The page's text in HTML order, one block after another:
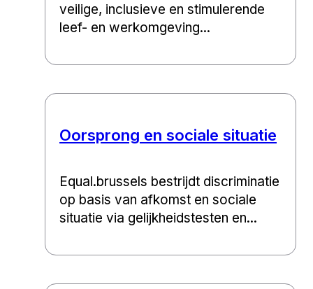
veilige, inclusieve en stimulerende
leef- en werkomgeving...
Oorsprong en sociale situatie
Equal.brussels bestrijdt discriminatie
op basis van afkomst en sociale
situatie via gelijkheidstesten en...